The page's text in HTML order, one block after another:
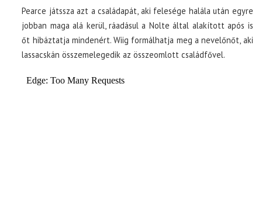
Pearce játssza azt a családapát, aki felesége halála után egyre
jobban maga alá kerül, ráadásul a Nolte által alakított após is
őt hibáztatja mindenért. Wiig formálhatja meg a nevelőnőt, aki
lassacskán összemelegedik az összeomlott családfővel.